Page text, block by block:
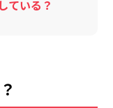
ている？